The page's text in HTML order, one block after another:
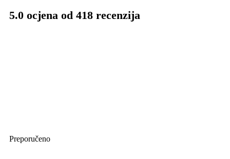
5.0 ocjena od 418 recenzija
Preporučeno